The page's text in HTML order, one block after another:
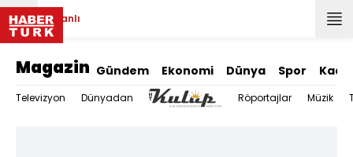
Canlı
Magazin Gündem Ekonomi Dünya Spor
Televizyon Dünyadan Röportajlar Müzik